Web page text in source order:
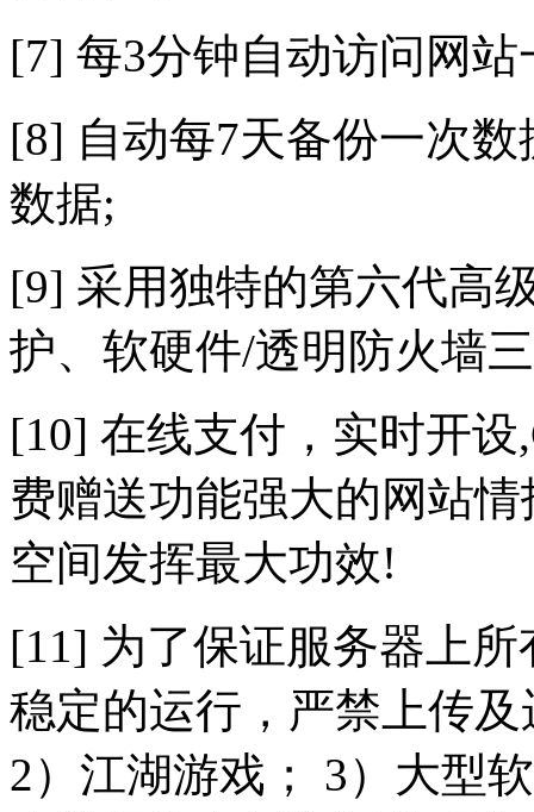
[7] 每3分钟自动访问网
[8] 自动每7天备份一次
数据;
[9] 采用独特的第六代高
护、软硬件/透明防火墙
[10] 在线支付，实时开
费赠送功能强大的网站
空间发挥最大功效!
[11] 为了保证服务器上
稳定的运行，严禁上传
2）江湖游戏； 3）大型